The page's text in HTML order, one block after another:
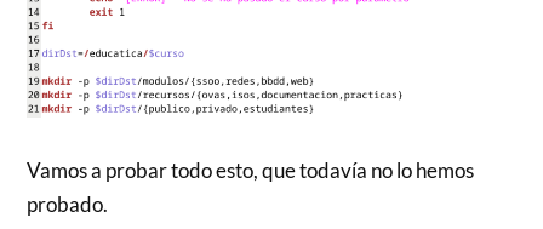
Vamos a probar todo esto, que todavía no lo hemos
probado.